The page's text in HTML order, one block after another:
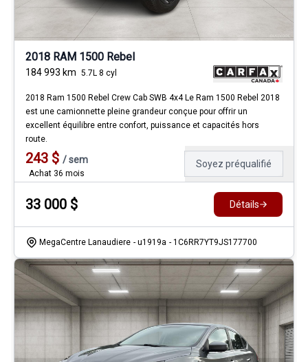
2018 RAM 1500 Rebel
184 993 km 5.7L 8 cyl
2018 Ram 1500 Rebel Crew Cab SWB 4x4 Le Ram 1500 Rebel 2018
est une camionnette pleine grandeur conçue pour offrir un
excellent équilibre entre confort, puissance et capacités hors
route.
243 $ /sem
Achat 36 mois
Soyez préqualifié
33 000 $ Détails
MegaCentre Lanaudiere - u1919a - 1C6RR7YT9JS177700